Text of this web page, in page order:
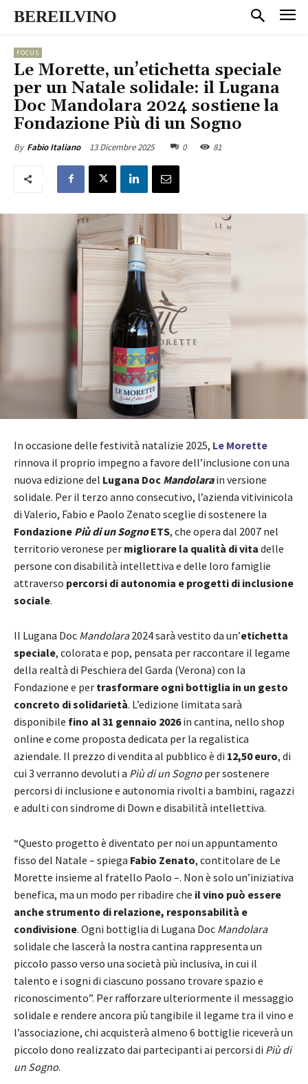
BEREILVINO
FOCUS
Le Morette, un’etichetta speciale
per un Natale solidale: il Lugana
Doc Mandolara 2024 sostiene la
Fondazione Più di un Sogno
By Fabio Italiano 13 Dicembre 2025 0 81
In occasione delle festività natalizie 2025, Le Morette
rinnova il proprio impegno a favore dell’inclusione con una
nuova edizione del Lugana Doc Mandolarain versione
solidale. Per il terzo anno consecutivo, l’azienda vitivinicola
di Valerio, Fabio e Paolo Zenato sceglie di sostenere la
Fondazione Più di un SognoETS, che opera dal 2007 nel
territorio veronese per migliorare la qualità di vita delle
persone con disabilità intellettiva e delle loro famiglie
attraverso percorsi di autonomia e progetti di inclusione
sociale.
Il Lugana Doc Mandolara2024 sarà vestito da un’etichetta
speciale, colorata e pop, pensata per raccontare il legame
della realtà di Peschiera del Garda (Verona) con la
Fondazione e per trasformare ogni bottiglia in un gesto
concreto di solidarietà. L’edizione limitata sarà
disponibile fino al 31 gennaio 2026in cantina, nello shop
online e come proposta dedicata per la regalistica
aziendale. Il prezzo di vendita al pubblico è di 12,50 euro, di
cui 3 verranno devoluti a Più di un Sogno per sostenere
percorsi di inclusione e autonomia rivolti a bambini, ragazzi
e adulti con sindrome di Down e disabilità intellettiva.
“Questo progetto è diventato per noi un appuntamento
fisso del Natale – spiega Fabio Zenato, contitolare de Le
Morette insieme al fratello Paolo –. Non è solo un’iniziativa
benefica, ma un modo per ribadire che il vino può essere
anche strumento di relazione, responsabilità e
condivisione. Ogni bottiglia di Lugana Doc Mandolara
solidale che lascerà la nostra cantina rappresenta un
piccolo passo verso una società più inclusiva, in cui il
talento e i sogni di ciascuno possano trovare spazio e
riconoscimento”. Per rafforzare ulteriormente il messaggio
solidale e rendere ancora più tangibile il legame tra il vino e
l’associazione, chi acquisterà almeno 6 bottiglie riceverà un
piccolo dono realizzato dai partecipanti ai percorsi di Più di
un Sogno.